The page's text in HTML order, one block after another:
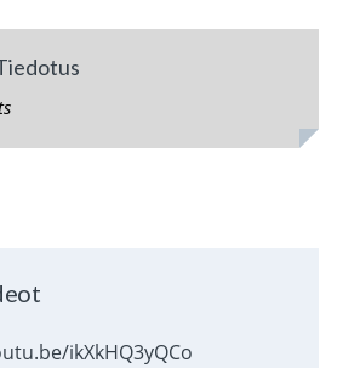
ikXkHQ3yQCo